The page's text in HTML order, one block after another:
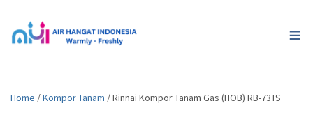
Home /Kompor Tanam / Rinnai Kompor Tanam Gas (HOB) RB-73TS